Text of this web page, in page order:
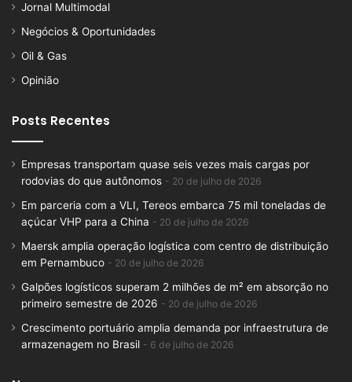
Jornal Multimodal
Negócios & Oportunidades
Oil & Gas
Opinião
Posts Recentes
Empresas transportam quase seis vezes mais cargas por
rodovias do que autônomos
20 de julho de 2026
Em parceria com a VLI, Tereos embarca 75 mil toneladas de
açúcar VHP para a China
20 de julho de 2026
Maersk amplia operação logística com centro de distribuição
em Pernambuco
20 de julho de 2026
Galpões logísticos superam 2 milhões de m² em absorção no
primeiro semestre de 2026
20 de julho de 2026
Crescimento portuário amplia demanda por infraestrutura de
armazenagem no Brasil
6 de julho de 2026